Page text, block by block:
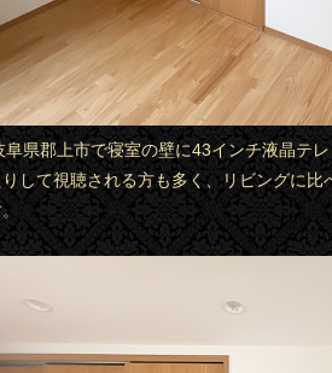
阜県郡上市で寝室の壁に43インチ液晶テ
して視聴される方も多く、リビングに